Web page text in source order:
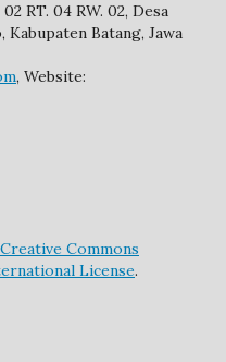
RT. 04 RW. 02, Desa
Kabupaten Batang, Jawa
, Website:
Creative Commons
License.